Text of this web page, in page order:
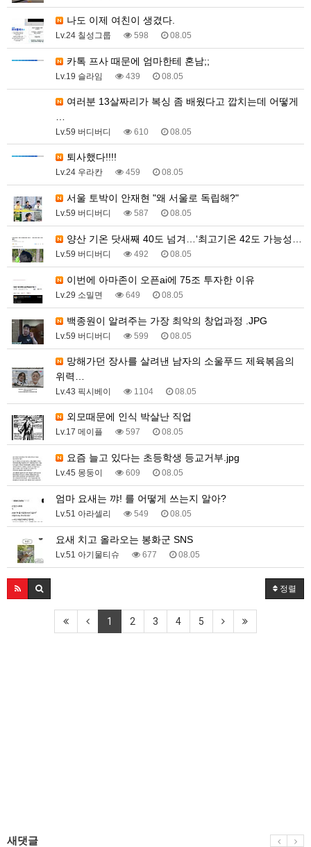
나도 이제 여친이 생겼다.
Lv.24 칠성그룹 598 08.05
카톡 프사 때문에 엄마한테 혼남;;
Lv.19 슬라임 439 08.05
Lv.59 버디버디 610 08.05
퇴사했다!!!!
Lv.24 우라칸 459 08.05
서울 토박이 안재현 "왜 서울로 독립해?"
Lv.59 버디버디 587 08.05
양산 기온 닷새째 40도 넘겨…‘최고기온 42도 가능성…
Lv.59 버디버디 492 08.05
이번에 아마존이 오픈ai에 75조 투자한 이유
Lv.29 소밀면 649 08.05
백종원이 알려주는 가장 최악의 창업과정 .JPG
Lv.59 버디버디 599 08.05
위력…
Lv.43 픽시베이 1104 08.05
외모때문에 인식 박살난 직업
Lv.17 메이플 597 08.05
요즘 늘고 있다는 초등학생 등교거부.jpg
Lv.45 몽둥이 609 08.05
엄마 요새는 꺄! 를 어떻게 쓰는지 알아?
Lv.51 아라셀리 549 08.05
요새 치고 올라오는 봉화군 SNS
Lv.51 아기물티슈 677 08.05
정렬
1 2 3 4 5
새댓글